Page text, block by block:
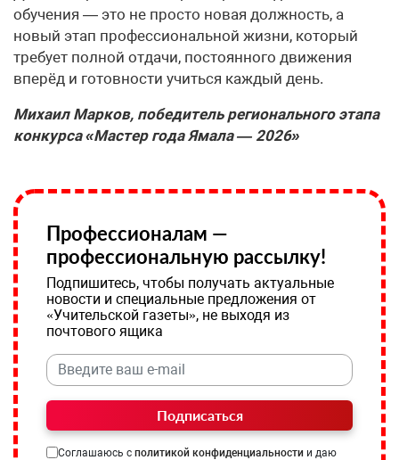
обучения — это не просто новая должность, а
новый этап профессиональной жизни, который
требует полной отдачи, постоянного движения
вперёд и готовности учиться каждый день.
Михаил Марков, победитель регионального этапа
конкурса «Мастер года Ямала — 2026»
Профессионалам —
профессиональную рассылку!
Подпишитесь, чтобы получать актуальные
новости и специальные предложения от
«Учительской газеты», не выходя из
почтового ящика
Подписаться
Соглашаюсь с политикой конфиденциальности и даю